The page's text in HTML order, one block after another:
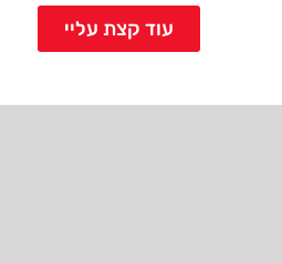
עוד קצת עליי